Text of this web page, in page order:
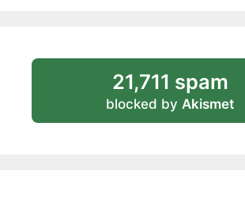
21,711 spam
blocked by Akismet